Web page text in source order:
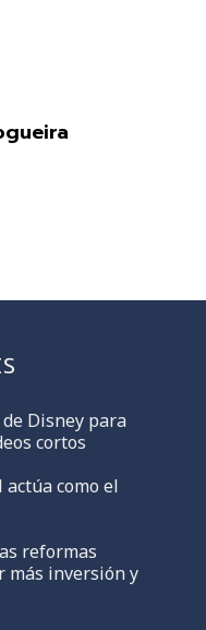
Disney para
cortos
como el
reformas
más inversión y